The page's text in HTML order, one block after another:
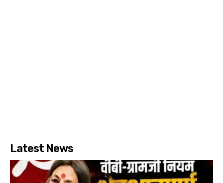
Latest News